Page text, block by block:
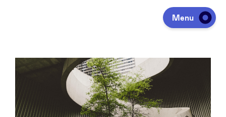
Menu
Investir
Lever des fonds